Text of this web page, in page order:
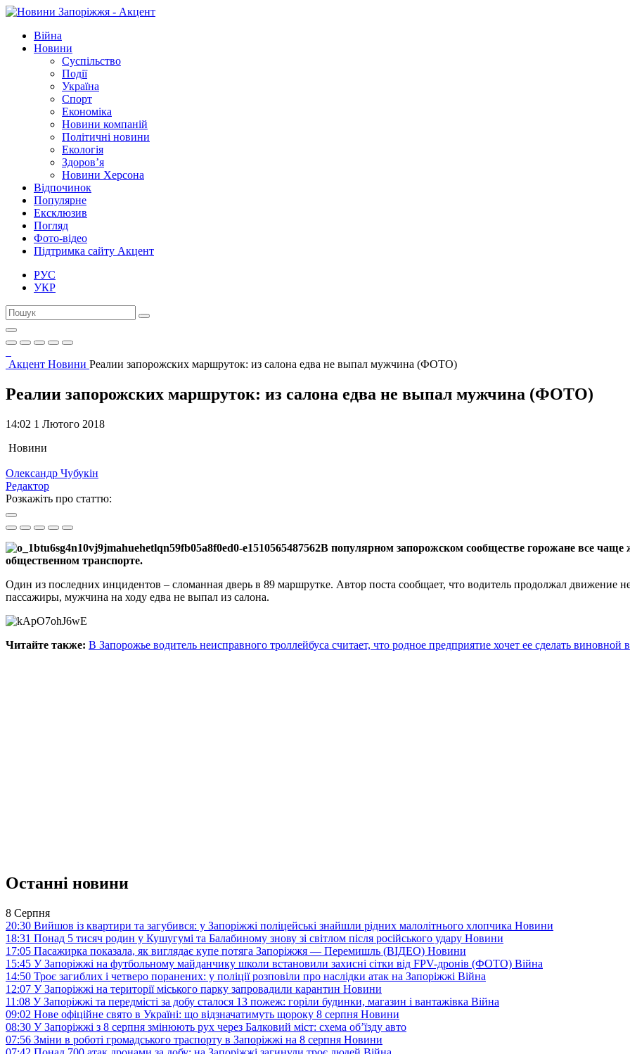
Війна
Новини
Суспільство
Події
Україна
Спорт
Економіка
Новини компаній
Політичні новини
Екологія
Здоров’я
Новини Херсона
Відпочинок
Популярне
Ексклюзив
Погляд
Фото-відео
Підтримка сайту Акцент
РУС
УКР
Акцент Новини Реалии запорожских маршруток: из салона едва не выпал мужчина (ФОТО)
Реалии запорожских маршруток: из салона едва не выпал мужчина (ФОТО)
14:02 1 Лютого 2018
Новини
Олександр Чубукін
Редактор
Розкажіть про статтю:
В популярном запорожском сообществе горожане все чаще
общественном транспорте.
Один из последних инцидентов – сломанная дверь в 89 маршрутке. Автор поста сообщает, что водитель продолжал движение
пассажиры, мужчина на ходу едва не выпал из салона.
Читайте также: В Запорожье водитель неисправного троллейбуса считает, что родное предприятие хочет ее сделать виновной
Останні новини
8 Серпня
20:30 Вийшов із квартири та загубився: у Запоріжжі поліцейські знайшли рідних малолітнього хлопчика Новини
18:31 Понад 5 тисяч родин у Кушугумі та Балабиному знову зі світлом після російського удару Новини
17:05 Пасажирка показала, як виглядає купе потяга Запоріжжя — Перемишль (ВІДЕО) Новини
15:45 У Запоріжжі на футбольному майданчику школи встановили захисні сітки від FPV-дронів (ФОТО) Війна
14:50 Троє загиблих і четверо поранених: у поліції розповіли про наслідки атак на Запоріжжі Війна
12:07 У Запоріжжі на території міського парку запровадили карантин Новини
11:08 У Запоріжжі та передмісті за добу сталося 13 пожеж: горіли будинки, магазин і вантажівка Війна
09:02 Нове офіційне свято в Україні: що відзначатимуть щороку 8 серпня Новини
08:30 У Запоріжжі з 8 серпня змінюють рух через Балковий міст: схема об’їзду авто
07:56 Зміни в роботі громадського траспорту в Запоріжжі на 8 серпня Новини